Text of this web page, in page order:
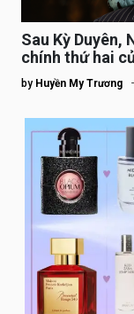
Sau Kỳ Duyên,
chính thứ hai
by Huyền My Trương